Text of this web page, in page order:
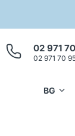
02 971
02 971 70